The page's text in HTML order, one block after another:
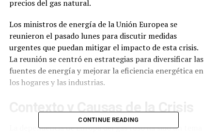
precios del gas natural.
Los ministros de energía de la Unión Europea se
reunieron el pasado lunes para discutir medidas
urgentes que puedan mitigar el impacto de esta crisis.
La reunión se centró en estrategias para diversificar las
fuentes de energía y mejorar la eficiencia energética en
los hogares y las industrias.
Contexto y Causas de la Crisis
La dependencia de Europa del gas ruso ha sido un tema
CONTINUE READING